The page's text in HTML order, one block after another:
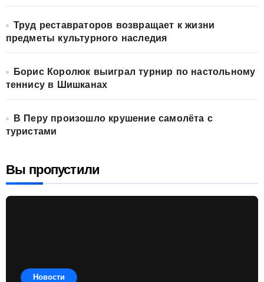
Труд реставраторов возвращает к жизни
предметы культурного наследия
Борис Королюк выиграл турнир по настольному
теннису в Шишканах
В Перу произошло крушение самолёта с
туристами
Вы пропустили
Новости